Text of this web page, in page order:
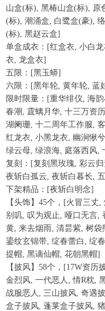
山盒(标), 黑椿山盒(标), 原
(标), 潮涌盒, 白鹭盒(豪),
(标), 黑赵云盒]
单盒成衣：[红盒衣, 小白
衣, 龙盒衣]
五限：[黑玉蟒]
六限：[黑年轮, 黄年轮, 蓝
限时限量：[重华绯仪, 海
春潮, 霆螭月华, 十三万资
湖阑珊, 十二周年工作服,
红龙衣, 小黑龙衣, 幽涧愀
绿云母, 绿浪海, 庭落西风,
复刻：[复刻黑玫瑰, 彩云
夜斩白孤云, 夜斩白暮长,
下架精品：[夜斩白明念]
【头饰】45个，[火冒三
别叽, 叹为观止, 哑口无言,
黄, 来去烟雨, 清昙紫, 树
鎏纹玄锦带, 绽春蕾白, 绽
提帽, 黑谪仙帽, 花朝黑帽]
【披风】58个，[17W资
金烈风, 一代恶人, 情R枕,
战服恶人, 三山披风, 奇遇
盒子披风, 蓬莱盒子披风,